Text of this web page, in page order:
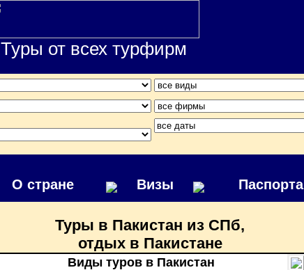
Туры от всех турфирм
О стране Визы Паспорта
Туры в Пакистан из СПб,
отдых в Пакистане
Виды туров в Пакистан